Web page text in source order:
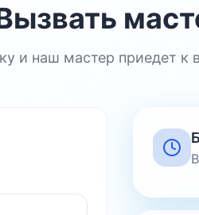
и наш мастер приедет к